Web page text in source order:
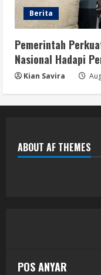
Berita
Pemerintah
Nasional Hadapi
Kian Savira
ABOUT AF THEMES
POS ANYAR